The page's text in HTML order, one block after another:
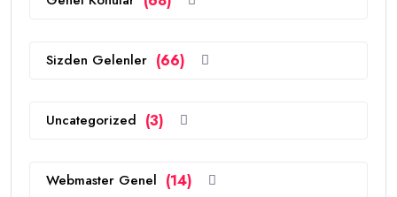
Sizden Gelenler (66)
Uncategorized (3)
Webmaster Genel (14)